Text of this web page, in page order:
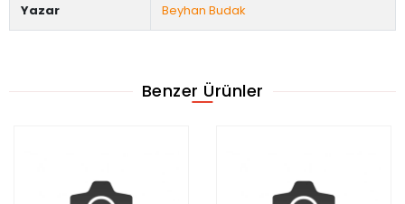
Yazar Beyhan Budak
Benzer Ürünler